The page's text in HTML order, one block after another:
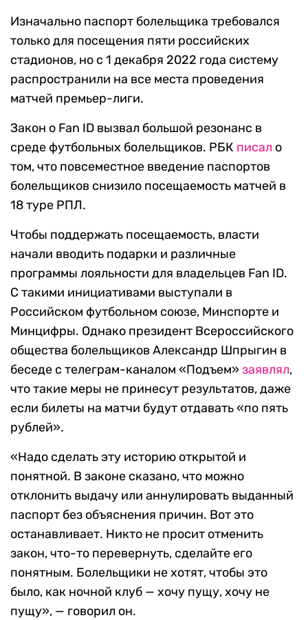
Изначально паспорт болельщика требовался
только для посещения пяти российских
стадионов, но с 1 декабря 2022 года систему
распространили на все места проведения
матчей премьер-лиги.
Закон о Fan ID вызвал большой резонанс в
среде футбольных болельщиков. РБК писал о
том, что повсеместное введение паспортов
болельщиков снизило посещаемость матчей в
18 туре РПЛ.
Чтобы поддержать посещаемость, власти
начали вводить подарки и различные
программы лояльности для владельцев Fan ID.
С такими инициативами выступали в
Российском футбольном союзе, Минспорте и
Минцифры. Однако президент Всероссийского
общества болельщиков Александр Шпрыгин в
беседе с телеграм-каналом «Подъем»заявлял,
что такие меры не принесут результатов, даже
если билеты на матчи будут отдавать «по пять
рублей».
«Надо сделать эту историю открытой и
понятной. В законе сказано, что можно
отклонить выдачу или аннулировать выданный
паспорт без объяснения причин. Вот это
останавливает. Никто не просит отменить
закон, что-то перевернуть, сделайте его
понятным. Болельщики не хотят, чтобы это
было, как ночной клуб — хочу пущу, хочу не
пущу», — говорил он.